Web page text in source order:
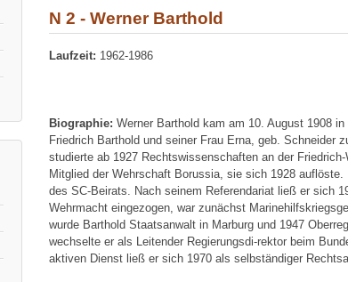
N 2 - Werner Barthold
Laufzeit: 1962-1986
Biographie: Werner Barthold kam am 10. August 1908
Friedrich Barthold und seiner Frau Erna, geb. Schneider
studierte ab 1927 Rechtswissenschaften an der
Mitglied der Wehrschaft Borussia, sie sich 1928
des SC-Beirats. Nach seinem Referendariat ließ er sich
Wehrmacht eingezogen, war zunächst
wurde Barthold Staatsanwalt in Marburg und 1947
wechselte er als Leitender Regierungsdi-rektor beim
aktiven Dienst ließ er sich 1970 als selbständiger